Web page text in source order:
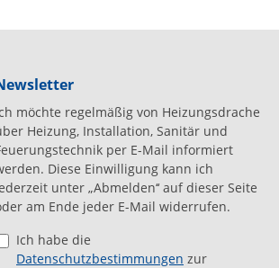
möchte regelmäßig von Heizungsdrache
Heizung, Installation, Sanitär und
per E-Mail informiert
Diese Einwilligung kann ich
unter „Abmelden‘‘ auf dieser Seite
am Ende jeder E-Mail widerrufen.
Ich habe die
Datenschutzbestimmungen zur